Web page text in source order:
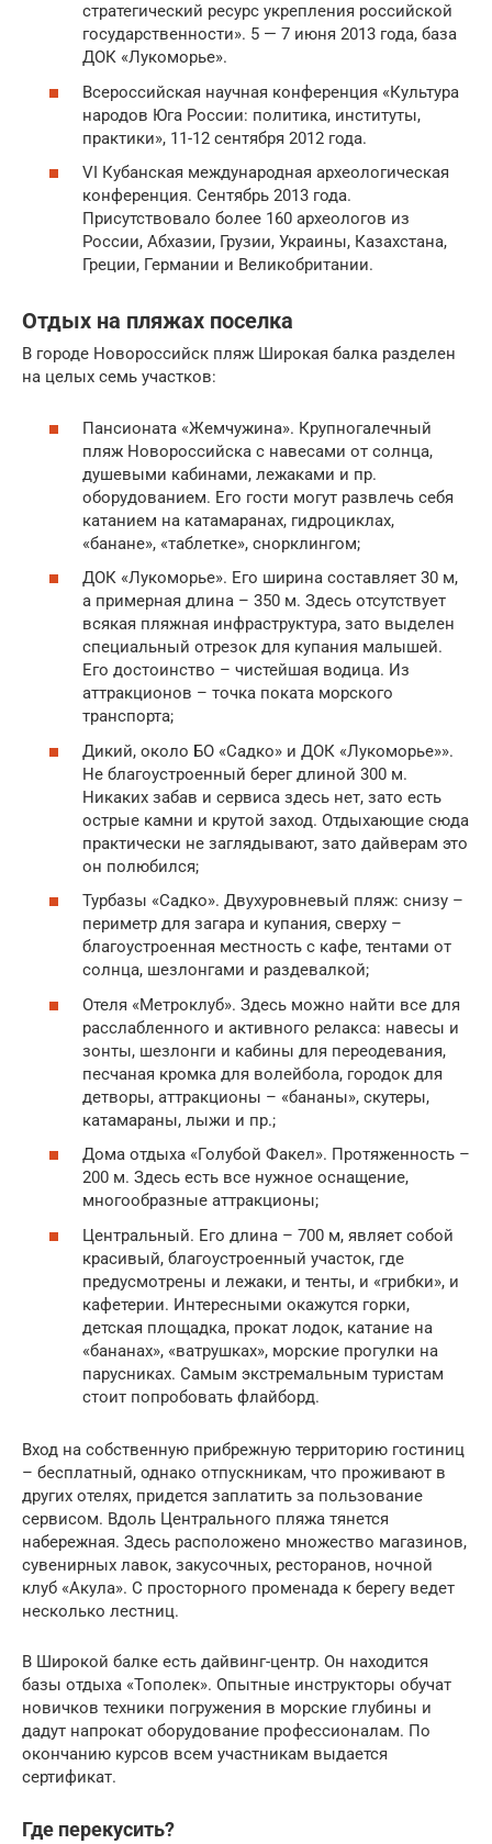
стратегический ресурс укрепления российской
государственности». 5 — 7 июня 2013 года, база
ДОК «Лукоморье».
Всероссийская научная конференция «Культура
народов Юга России: политика, институты,
практики», 11-12 сентября 2012 года.
VI Кубанская международная археологическая
конференция. Сентябрь 2013 года.
Присутствовало более 160 археологов из
России, Абхазии, Грузии, Украины, Казахстана,
Греции, Германии и Великобритании.
Отдых на пляжах поселка
В городе Новороссийск пляж Широкая балка разделен
на целых семь участков:
Пансионата «Жемчужина». Крупногалечный
пляж Новороссийска с навесами от солнца,
душевыми кабинами, лежаками и пр.
оборудованием. Его гости могут развлечь себя
катанием на катамаранах, гидроциклах,
«банане», «таблетке», снорклингом;
ДОК «Лукоморье». Его ширина составляет 30 м,
а примерная длина – 350 м. Здесь отсутствует
всякая пляжная инфраструктура, зато выделен
специальный отрезок для купания малышей.
Его достоинство – чистейшая водица. Из
аттракционов – точка поката морского
транспорта;
Дикий, около БО «Садко» и ДОК «Лукоморье»».
Не благоустроенный берег длиной 300 м.
Никаких забав и сервиса здесь нет, зато есть
острые камни и крутой заход. Отдыхающие сюда
практически не заглядывают, зато дайверам это
он полюбился;
Турбазы «Садко». Двухуровневый пляж: снизу –
периметр для загара и купания, сверху –
благоустроенная местность с кафе, тентами от
солнца, шезлонгами и раздевалкой;
Отеля «Метроклуб». Здесь можно найти все для
расслабленного и активного релакса: навесы и
зонты, шезлонги и кабины для переодевания,
песчаная кромка для волейбола, городок для
детворы, аттракционы – «бананы», скутеры,
катамараны, лыжи и пр.;
Дома отдыха «Голубой Факел». Протяженность –
200 м. Здесь есть все нужное оснащение,
многообразные аттракционы;
Центральный. Его длина – 700 м, являет собой
красивый, благоустроенный участок, где
предусмотрены и лежаки, и тенты, и «грибки», и
кафетерии. Интересными окажутся горки,
детская площадка, прокат лодок, катание на
«бананах», «ватрушках», морские прогулки на
парусниках. Самым экстремальным туристам
стоит попробовать флайборд.
Вход на собственную прибрежную территорию гостиниц
– бесплатный, однако отпускникам, что проживают в
других отелях, придется заплатить за пользование
сервисом. Вдоль Центрального пляжа тянется
набережная. Здесь расположено множество магазинов,
сувенирных лавок, закусочных, ресторанов, ночной
клуб «Акула». С просторного променада к берегу ведет
несколько лестниц.
В Широкой балке есть дайвинг-центр. Он находится
базы отдыха «Тополек». Опытные инструкторы обучат
новичков техники погружения в морские глубины и
дадут напрокат оборудование профессионалам. По
окончанию курсов всем участникам выдается
сертификат.
Где перекусить?